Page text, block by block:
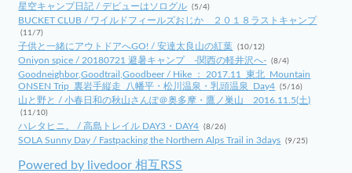
星空キャンプ日記 / デビューはソログル (5/4)
BUCKET CLUB / ワイルドフィールズおじか ２０１８ラストキャンプ
(11/7)
子供と一緒にアウトドアへGO! / 安達太良山の紅葉 (10/12)
Oniyon spice / 20180721 避暑キャンプ -関西の軽井沢へ- (8/4)
Goodneighbor,Goodtrail,Goodbeer / Hike ： 2017.11_東北_Mountain
ONSEN Trip_裏岩手縦走_八幡平・松川温泉・乳頭温泉_Day4 (5/16)
山と野と / 小春日和の秋山さんぽ＠奥多摩・鷹ノ巣山 2016.11.5(土)
(11/10)
ハレタヒニ。 / 高島トレイル DAY3・DAY4 (8/26)
SOLA Sunny Day / Fastpacking the Northern Alps Trail in 3days (9/25)
Powered by livedoor 相互RSS